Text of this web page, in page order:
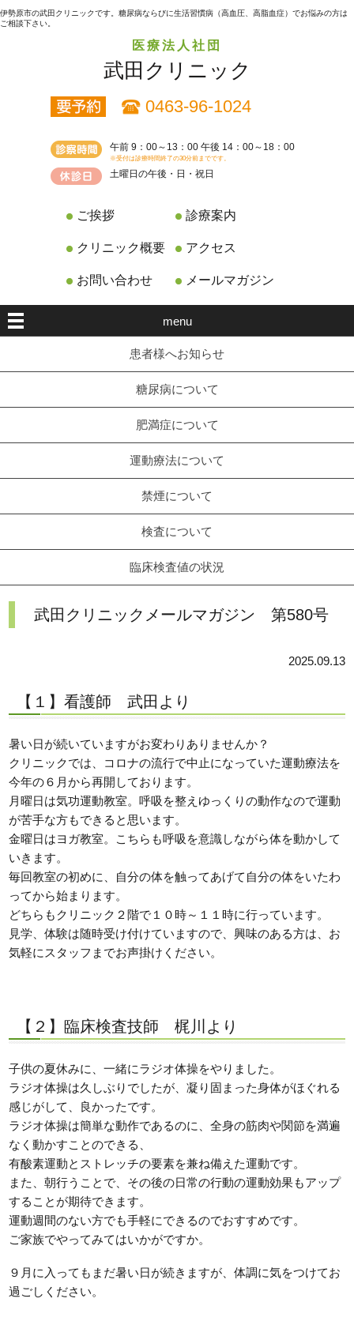
伊勢原市の武田クリニックです。糖尿病ならびに生活習慣病（高血圧、高脂血症）でお悩みの方は
ご相談下さい。
医療法人社団
武田クリニック
0463-96-1024
午前 9：00～13：00 午後 14：00～18：00
※受付は診療時間終了の30分前までです。
土曜日の午後・日・祝日
ご挨拶 診療案内
クリニック概要 アクセス
お問い合わせ メールマガジン
menu
患者様へお知らせ
糖尿病について
肥満症について
運動療法について
禁煙について
検査について
臨床検査値の状況
武田クリニックメールマガジン 第580号
2025.09.13
【１】看護師 武田より
暑い日が続いていますがお変わりありませんか？
クリニックでは、コロナの流行で中止になっていた運動療法を
今年の６月から再開しております。
月曜日は気功運動教室。呼吸を整えゆっくりの動作なので運動
が苦手な方もできると思います。
金曜日はヨガ教室。こちらも呼吸を意識しながら体を動かして
いきます。
毎回教室の初めに、自分の体を触ってあげて自分の体をいたわ
ってから始まります。
どちらもクリニック２階で１０時～１１時に行っています。
見学、体験は随時受け付けていますので、興味のある方は、お
気軽にスタッフまでお声掛けください。
【２】臨床検査技師 梶川より
子供の夏休みに、一緒にラジオ体操をやりました。
ラジオ体操は久しぶりでしたが、凝り固まった身体がほぐれる
感じがして、良かったです。
ラジオ体操は簡単な動作であるのに、全身の筋肉や関節を満遍
なく動かすことのできる、
有酸素運動とストレッチの要素を兼ね備えた運動です。
また、朝行うことで、その後の日常の行動の運動効果もアップ
することが期待できます。
運動週間のない方でも手軽にできるのでおすすめです。
ご家族でやってみてはいかがですか。
９月に入ってもまだ暑い日が続きますが、体調に気をつけてお
過ごしください。